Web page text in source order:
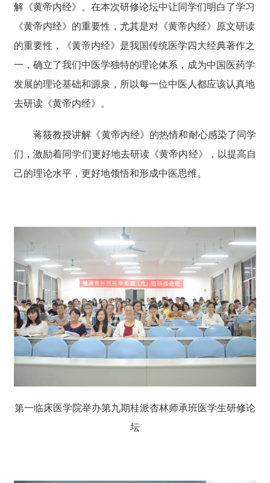
解《黄帝内经》。在本次研修论坛中让同学们明白了学习
《黄帝内经》的重要性，尤其是对《黄帝内经》原文研读
的重要性，《黄帝内经》是我国传统医学四大经典著作之
一，确立了我们中医学独特的理论体系，成为中国医药学
发展的理论基础和源泉，所以每一位中医人都应该认真地
去研读《黄帝内经》。
蒋筱教授讲解《黄帝内经》的热情和耐心感染了同学
们，激励着同学们更好地去研读《黄帝内经》，以提高自
己的理论水平，更好地领悟和形成中医思维。
第一临床医学院举办第九期桂派杏林师承班医学生研修论
坛